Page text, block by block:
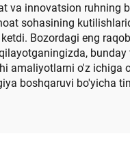
va innovatsion ruhning
sohasining
Bozordagi eng
bunday
amaliyotlarni o'z ichiga
boshqaruvi bo'yicha